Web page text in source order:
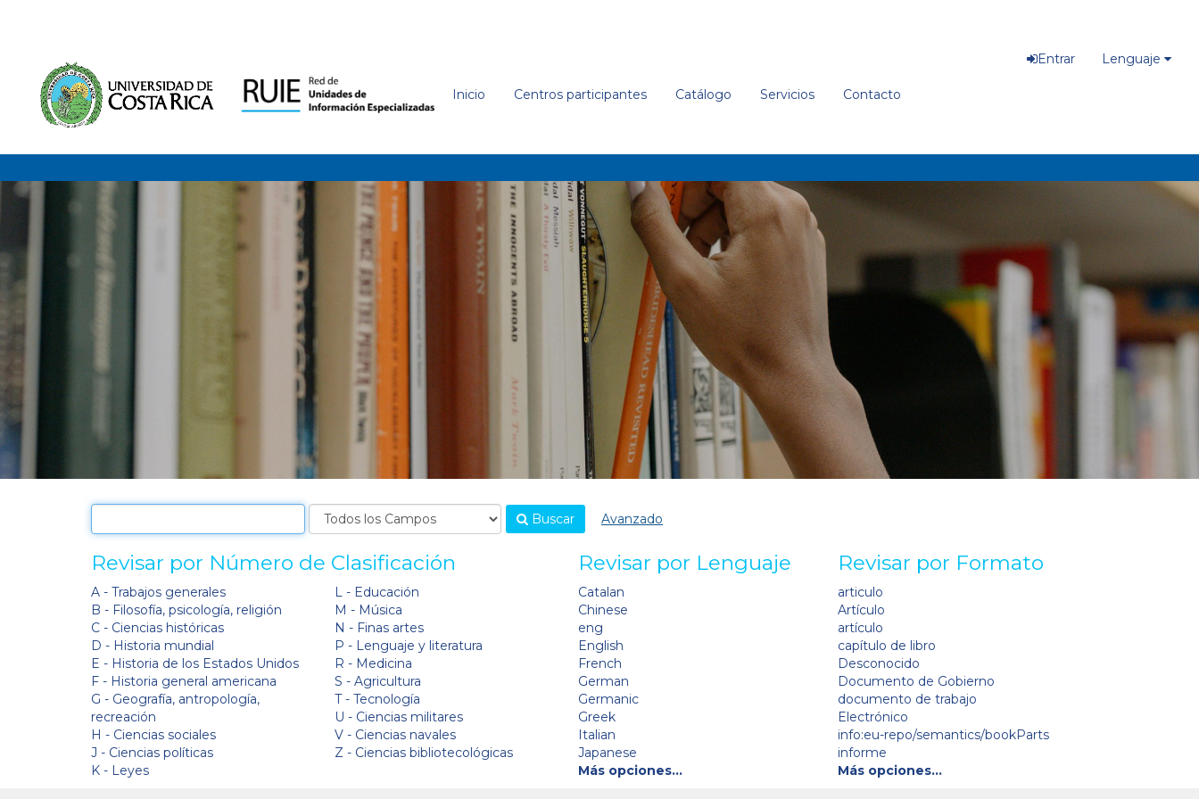
Inicio Centros participantes Catálogo Servicios Contacto
Entrar Lenguaje
Buscar Avanzado
Revisar por Número de Clasificación
A - Trabajos generales
B - Filosofía, psicología, religión
C - Ciencias históricas
D - Historia mundial
E - Historia de los Estados Unidos
F - Historia general americana
G - Geografía, antropología,
recreación
H - Ciencias sociales
J - Ciencias políticas
K - Leyes
L - Educación
M - Música
N - Finas artes
P - Lenguaje y literatura
R - Medicina
S - Agricultura
T - Tecnología
U - Ciencias militares
V - Ciencias navales
Z - Ciencias bibliotecológicas
Revisar por Lenguaje
Catalan
Chinese
eng
English
French
German
Germanic
Greek
Italian
Japanese
Más opciones…
Revisar por Formato
articulo
Artículo
artículo
capítulo de libro
Desconocido
Documento de Gobierno
documento de trabajo
Electrónico
info:eu-repo/semantics/bookParts
informe
Más opciones…